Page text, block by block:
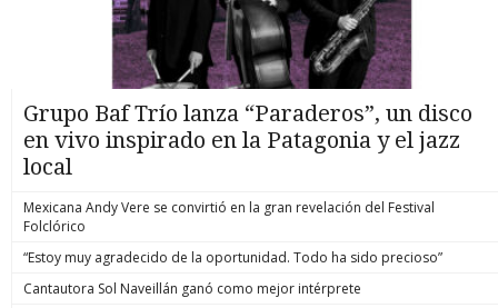
Grupo Baf Trío lanza “Paraderos”, un disco
en vivo inspirado en la Patagonia y el jazz
local
Mexicana Andy Vere se convirtió en la gran revelación del Festival
Folclórico
“Estoy muy agradecido de la oportunidad. Todo ha sido precioso”
Cantautora Sol Naveillán ganó como mejor intérprete